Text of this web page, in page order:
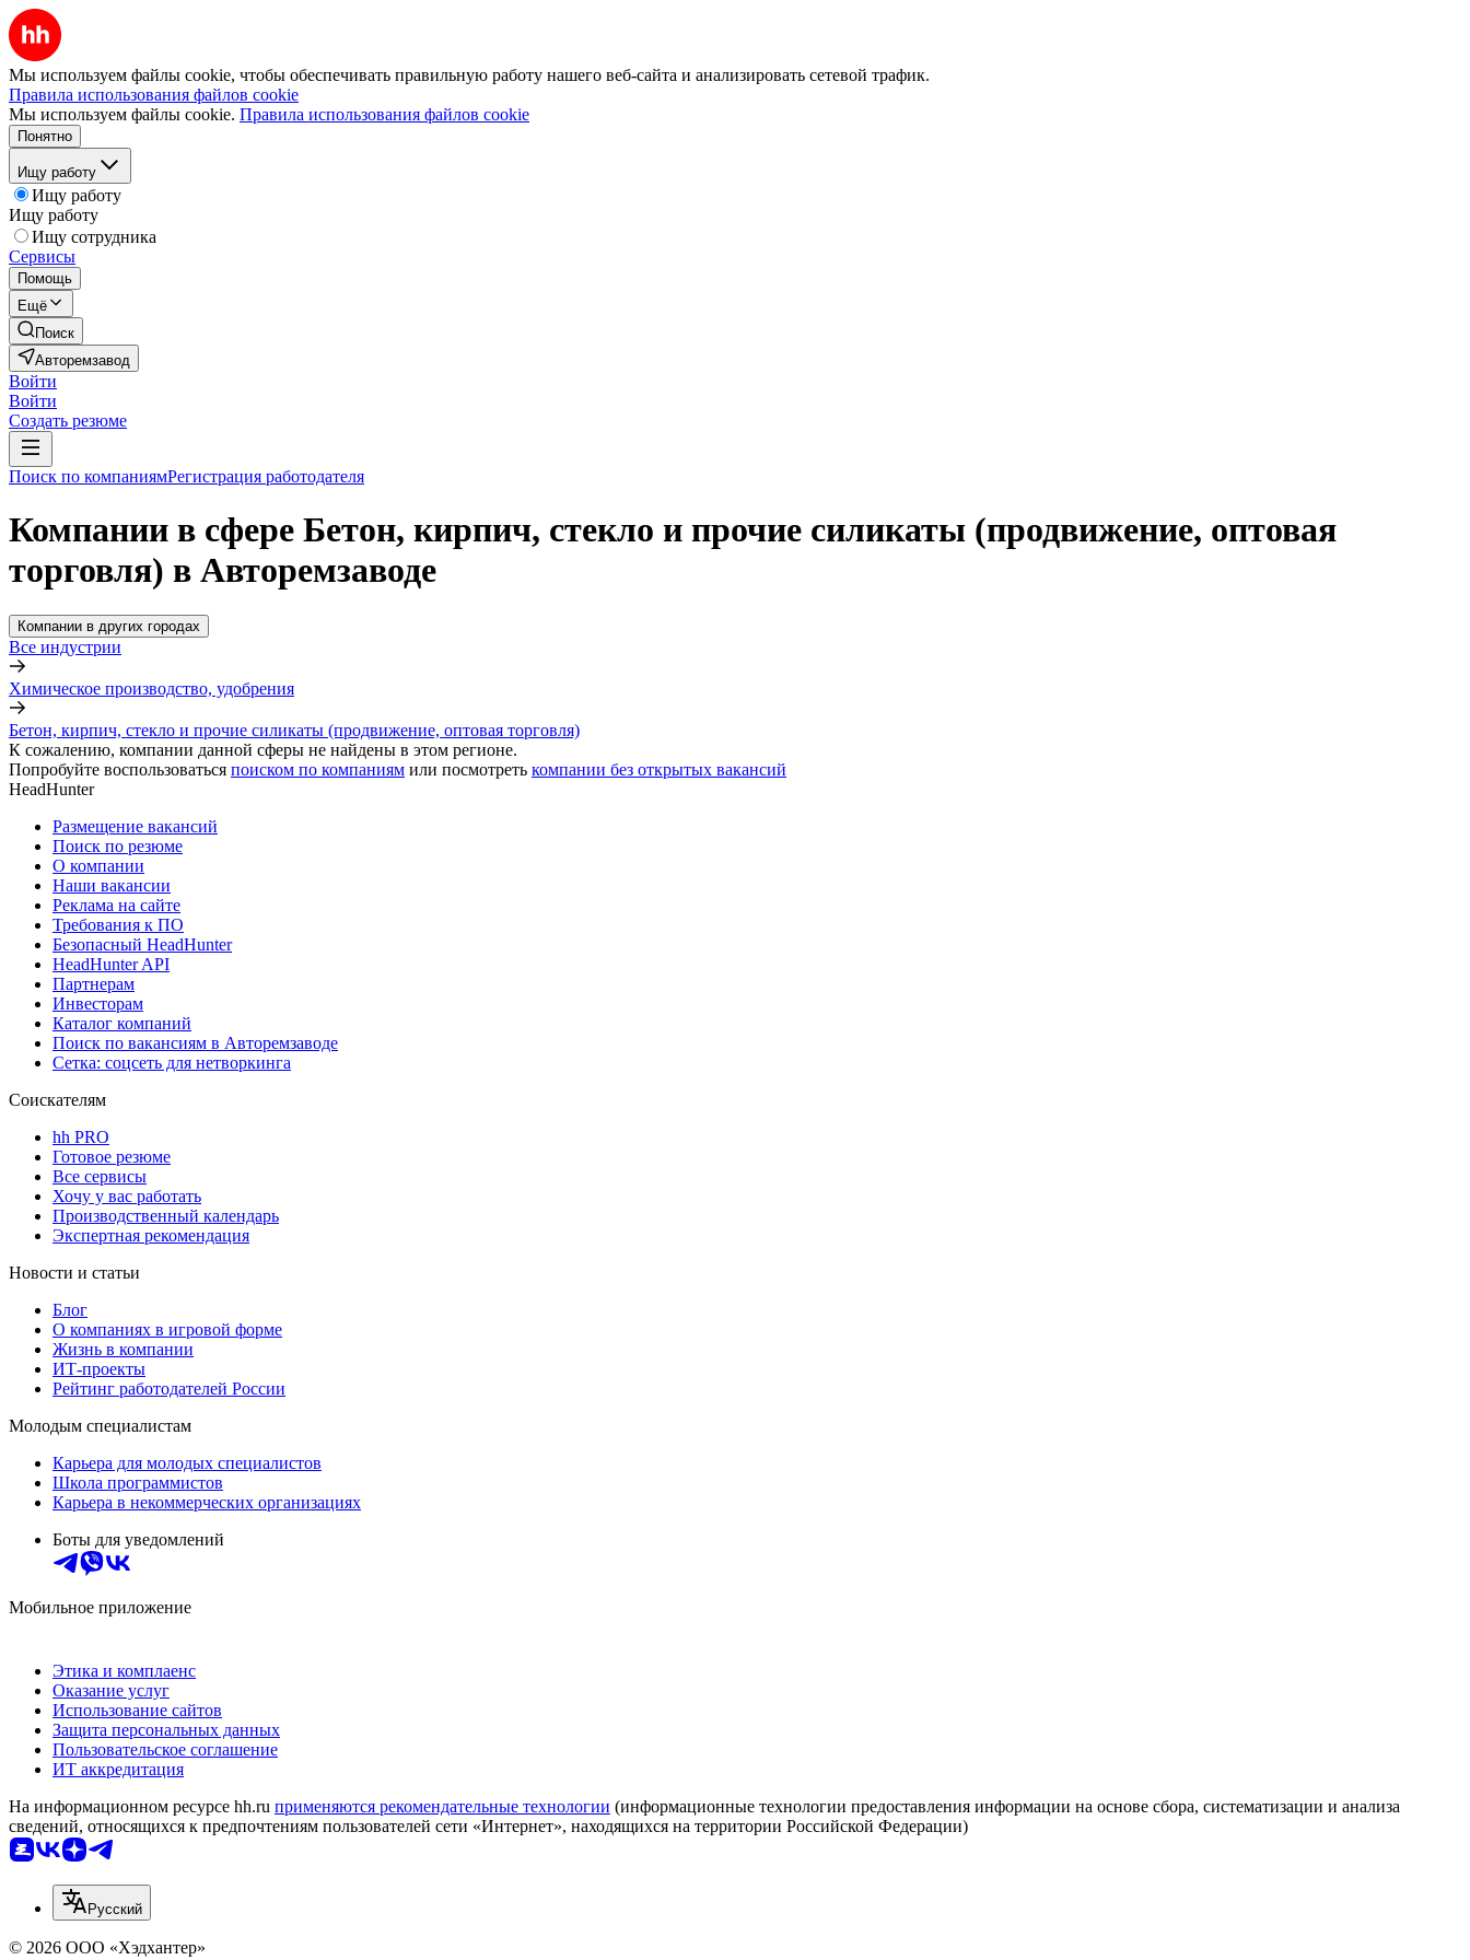
Мы используем файлы cookie, чтобы обеспечивать правильную работу нашего веб-сайта и анализировать сетевой трафик.
Правила использования файлов cookie
Мы используем файлы cookie. Правила использования файлов cookie
Понятно
Ищу работу
Ищу работу
Ищу работу
Ищу сотрудника
Сервисы
Помощь
Ещё
Поиск
Авторемзавод
Войти
Войти
Создать резюме
Поиск по компаниямРегистрация работодателя
Компании в сфере Бетон, кирпич, стекло и прочие силикаты (продвижение, оптовая
торговля) в Авторемзаводе
Компании в других городах
Все индустрии
Химическое производство, удобрения
Бетон, кирпич, стекло и прочие силикаты (продвижение, оптовая торговля)
К сожалению, компании данной сферы не найдены в этом регионе.
Попробуйте воспользоваться поиском по компаниям или посмотреть компании без открытых вакансий
HeadHunter
Размещение вакансий
Поиск по резюме
О компании
Наши вакансии
Реклама на сайте
Требования к ПО
Безопасный HeadHunter
HeadHunter API
Партнерам
Инвесторам
Каталог компаний
Поиск по вакансиям в Авторемзаводе
Сетка: соцсеть для нетворкинга
Соискателям
hh PRO
Готовое резюме
Все сервисы
Хочу у вас работать
Производственный календарь
Экспертная рекомендация
Новости и статьи
Блог
О компаниях в игровой форме
Жизнь в компании
ИТ-проекты
Рейтинг работодателей России
Молодым специалистам
Карьера для молодых специалистов
Школа программистов
Карьера в некоммерческих организациях
Боты для уведомлений
Мобильное приложение
Этика и комплаенс
Оказание услуг
Использование сайтов
Защита персональных данных
Пользовательское соглашение
ИТ аккредитация
На информационном ресурсе hh.ru применяются рекомендательные технологии (информационные технологии предоставления информации на основе сбора, систематизации и анализа
сведений, относящихся к предпочтениям пользователей сети «Интернет», находящихся на территории Российской Федерации)
Русский
© 2026 ООО «Хэдхантер»